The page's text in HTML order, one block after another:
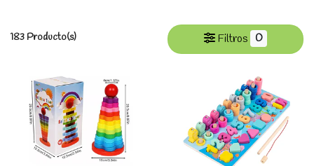
183 Producto(s) Filtros 0